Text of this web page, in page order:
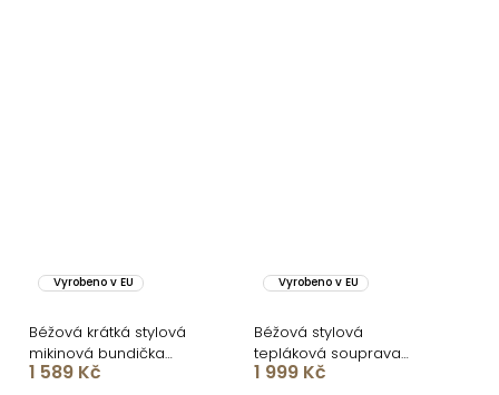
Vyrobeno v EU
Béžová krátká stylová
mikinová bundička
NOMURIA
1 589 Kč
Vyrobeno v EU
Béžová stylová
tepláková souprava
NORYZA
1 999 Kč